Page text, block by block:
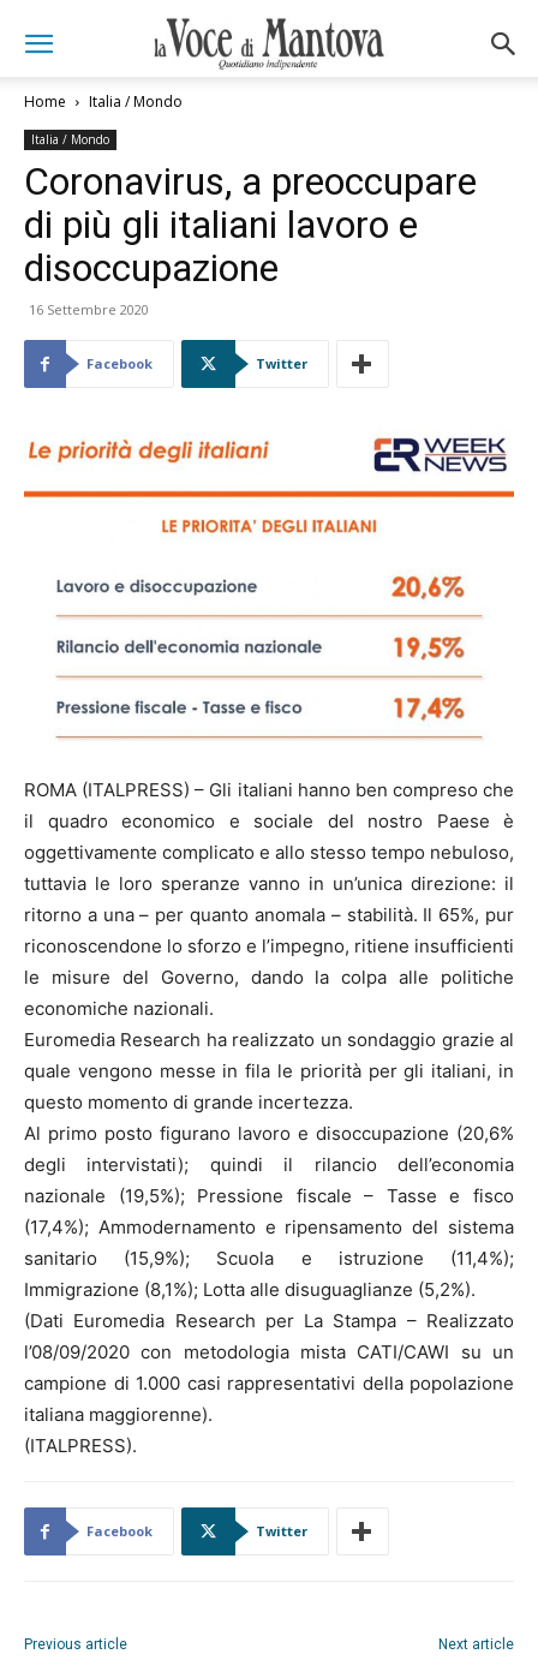
Home Italia / Mondo
Italia / Mondo
Coronavirus, a preoccupare
di più gli italiani lavoro e
disoccupazione
16 Settembre 2020
Facebook Twitter
ROMA (ITALPRESS) – Gli italiani hanno ben compreso che
il quadro economico e sociale del nostro Paese è
oggettivamente complicato e allo stesso tempo nebuloso,
tuttavia le loro speranze vanno in un’unica direzione: il
ritorno a una – per quanto anomala – stabilità. Il 65%, pur
riconoscendone lo sforzo e l’impegno, ritiene insufficienti
le misure del Governo, dando la colpa alle politiche
economiche nazionali.
Euromedia Research ha realizzato un sondaggio grazie al
quale vengono messe in fila le priorità per gli italiani, in
questo momento di grande incertezza.
Al primo posto figurano lavoro e disoccupazione (20,6%
degli intervistati); quindi il rilancio dell’economia
nazionale (19,5%); Pressione fiscale – Tasse e fisco
(17,4%); Ammodernamento e ripensamento del sistema
sanitario (15,9%); Scuola e istruzione (11,4%);
Immigrazione (8,1%); Lotta alle disuguaglianze (5,2%).
(Dati Euromedia Research per La Stampa – Realizzato
l’08/09/2020 con metodologia mista CATI/CAWI su un
campione di 1.000 casi rappresentativi della popolazione
italiana maggiorenne).
(ITALPRESS).
Facebook Twitter
Previous article Next article